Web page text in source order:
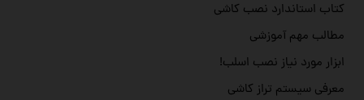
کتاب استاندارد نصب کاشی
مطالب مهم آموزشی
ابزار مورد نیاز نصب اسلب!
معرفی سیستم تراز کاشی